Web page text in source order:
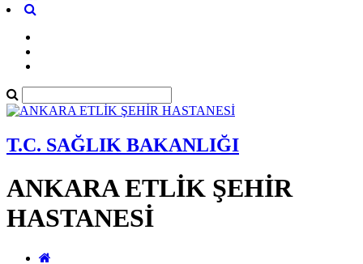
T.C. SAĞLIK BAKANLIĞI
ANKARA ETLİK ŞEHİR
HASTANESİ